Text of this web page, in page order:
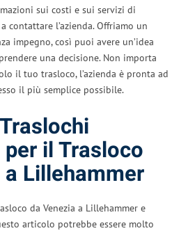
sui costi e sui servizi di
contattare l’azienda. Offriamo un
impegno, così puoi avere un’idea
una decisione. Non importa
il tuo trasloco, l’azienda è pronta ad
il più semplice possibile.
il Trasloco
Lillehammer
da Venezia a Lillehammer e
articolo potrebbe essere molto